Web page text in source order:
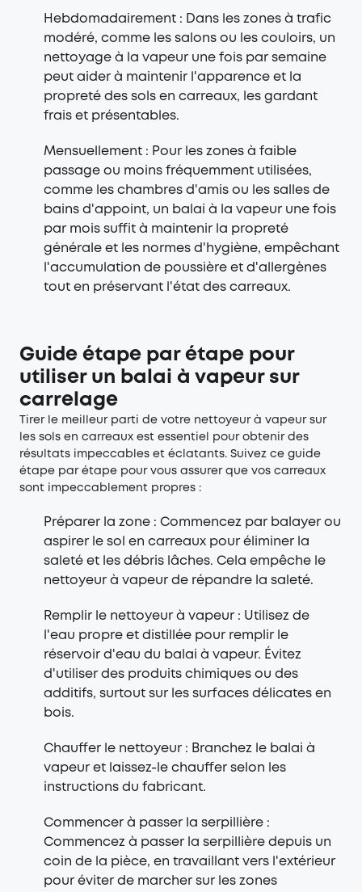
Hebdomadairement : Dans les zones à trafic
modéré, comme les salons ou les couloirs, un
nettoyage à la vapeur une fois par semaine
peut aider à maintenir l'apparence et la
propreté des sols en carreaux, les gardant
frais et présentables.
Mensuellement : Pour les zones à faible
passage ou moins fréquemment utilisées,
comme les chambres d'amis ou les salles de
bains d'appoint, un balai à la vapeur une fois
par mois suffit à maintenir la propreté
générale et les normes d'hygiène, empêchant
l'accumulation de poussière et d'allergènes
tout en préservant l'état des carreaux.
Guide étape par étape pour
utiliser un balai à vapeur sur
carrelage
Tirer le meilleur parti de votre nettoyeur à vapeur sur
les sols en carreaux est essentiel pour obtenir des
résultats impeccables et éclatants. Suivez ce guide
étape par étape pour vous assurer que vos carreaux
sont impeccablement propres :
Préparer la zone : Commencez par balayer ou
aspirer le sol en carreaux pour éliminer la
saleté et les débris lâches. Cela empêche le
nettoyeur à vapeur de répandre la saleté.
Remplir le nettoyeur à vapeur : Utilisez de
l'eau propre et distillée pour remplir le
réservoir d'eau du balai à vapeur. Évitez
d'utiliser des produits chimiques ou des
additifs, surtout sur les surfaces délicates en
bois.
Chauffer le nettoyeur : Branchez le balai à
vapeur et laissez-le chauffer selon les
instructions du fabricant.
Commencer à passer la serpillière :
Commencez à passer la serpillière depuis un
coin de la pièce, en travaillant vers l'extérieur
pour éviter de marcher sur les zones